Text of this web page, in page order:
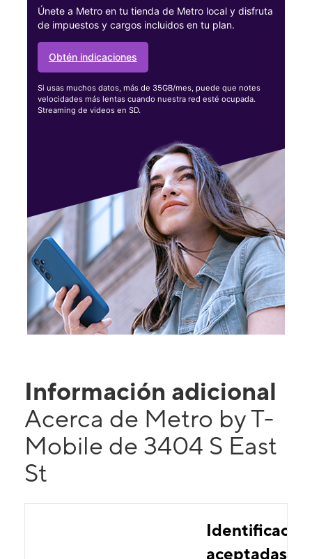
Únete a Metro en tu tienda de Metro local y disfruta
de impuestos y cargos incluidos en tu plan.
Obtén indicaciones
Si usas muchos datos, más de 35GB/mes, puede que notes
velocidades más lentas cuando nuestra red esté ocupada.
Streaming de videos en SD.
Información adicional
Acerca de Metro by T-
Mobile de 3404 S East
St
aceptadas